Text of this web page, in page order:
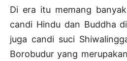
Di era itu memang
candi Hindu dan Buddha
juga candi suci
Borobudur yang